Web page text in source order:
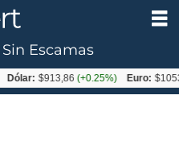
Sin Escamas
$913,86(+0.25%) Euro: $1053,08 (-